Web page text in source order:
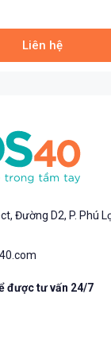
Liên hệ
Đường D2, P. Phú
được tư vấn 24/7